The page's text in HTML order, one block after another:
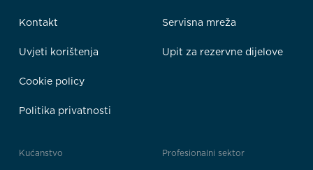
Kontakt
Uvjeti korištenja
Cookie policy
Politika privatnosti
Servisna mreža
Upit za rezervne dijelove
Kućanstvo Profesionalni sektor